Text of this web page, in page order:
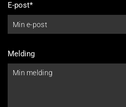
E-post*
Melding